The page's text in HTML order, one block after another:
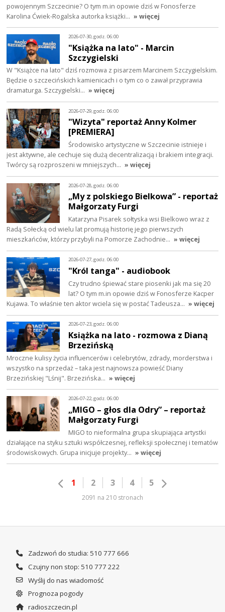
powojennym Szczecinie? O tym m.in opowie dziś w Fonosferze
Karolina Ćwiek-Rogalska autorka książki… » więcej
2026-07-30, godz. 06:00
"Książka na lato" - Marcin
Szczygielski
W "Książce na lato" dziś rozmowa z pisarzem Marcinem Szczygielskim.
Będzie o szczecińskich kamienicach i o tym co o zawał przyprawia
dramaturga. Szczygielski… » więcej
2026-07-29, godz. 06:00
"Wizyta" reportaż Anny Kolmer
[PREMIERA]
Środowisko artystyczne w Szczecinie istnieje i
jest aktywne, ale cechuje się dużą decentralizacją i brakiem integracji.
Twórcy są rozproszeni w mniejszych… » więcej
2026-07-28, godz. 06:00
„My z polskiego Bielkowa” - reportaż
Małgorzaty Furgi
Katarzyna Pisarek sołtyska wsi Bielkowo wraz z
Radą Sołecką od wielu lat promują historię jego pierwszych
mieszkańców, którzy przybyli na Pomorze Zachodnie… » więcej
2026-07-27, godz. 06:00
"Król tanga" - audiobook
Czy trudno śpiewać stare piosenki jak ma się 20
lat? O tym m.in opowie dziś w Fonosferze Kacper
Kujawa. To właśnie ten aktor wciela się w postać Tadeusza… » więcej
2026-07-23, godz. 06:00
Książka na lato - rozmowa z Dianą
Brzezińską
Mroczne kulisy życia influencerów i celebrytów, zdrady, morderstwa i
wszystko na sprzedaż – taka jest najnowsza powieść Diany
Brzezińskiej "Lśnij". Brzezińska… » więcej
2026-07-22, godz. 06:00
„MIGO – głos dla Odry” – reportaż
Małgorzaty Furgi
MIGO to nieformalna grupa skupiająca artystki
działające na styku sztuki współczesnej, refleksji społecznej i tematów
środowiskowych. Grupa inicjuje projekty… » więcej
1 2 3 4 5
2091 na 210 stronach
Zadzwoń do studia: 510 777 666
Czujny non stop: 510 777 222
Wyślij do nas wiadomość
Prognoza pogody
radioszczecin.pl